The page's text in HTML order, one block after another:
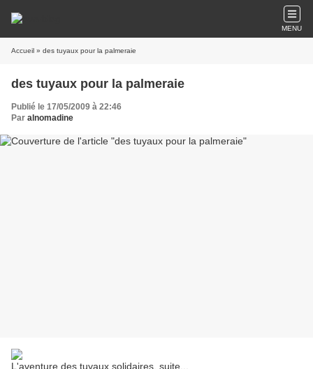
MENU
Accueil » des tuyaux pour la palmeraie
des tuyaux pour la palmeraie
Publié le 17/05/2009 à 22:46
Par alnomadine
L'aventure des tuyaux solidaires, suite...